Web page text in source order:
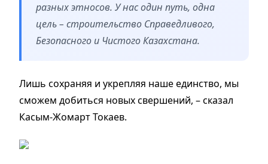
разных этносов. У нас один путь, одна
цель – строительство Справедливого,
Безопасного и Чистого Казахстана.
Лишь сохраняя и укрепляя наше единство, мы
сможем добиться новых свершений, – сказал
Касым-Жомарт Токаев.